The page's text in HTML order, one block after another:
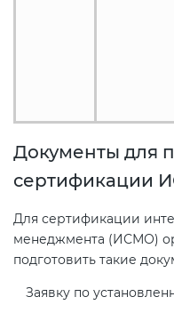
Документы для
сертификации
Для сертификации
менеджмента (ИСМО)
подготовить такие
Заявку по